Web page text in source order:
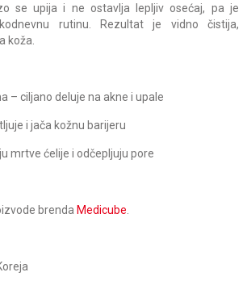
se upija i ne ostavlja lepljiv osećaj, pa je
rutinu. Rezultat je vidno čistija,
koža.
– ciljano deluje na akne i upale
i jača kožnu barijeru
mrtve ćelije i odčepljuju pore
brenda Medicube.